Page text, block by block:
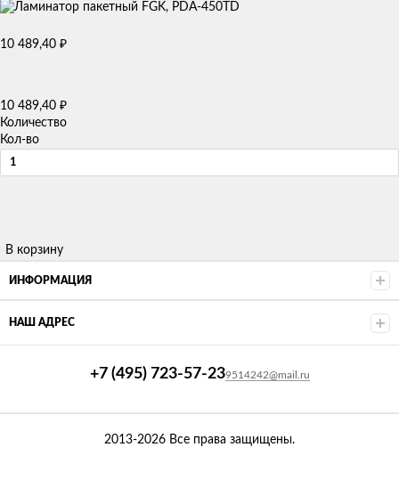
10 489,40 ₽
10 489,40 ₽
Количество
Кол-во
В корзину
ИНФОРМАЦИЯ
НАШ АДРЕС
+7 (495) 723-57-239514242@mail.ru
2013-2026 Все права защищены.